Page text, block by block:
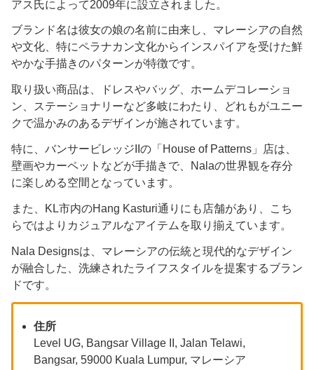
アス氏によって2009年に設立されました。
ブランド名は彼女の娘の名前に由来し、マレーシアの自然
や文化、特にペラナカン文化からインスパイアを受けた鮮
やかな手描きのパターンが特徴です。
取り扱い商品は、ドレスやバッグ、ホームデコレーショ
ン、ステーショナリーなど多岐にわたり、どれもがユニー
クで温かみのあるデザインが施されています。
特に、バンサービレッジIIの「House of Patterns」店は、
壁画やカーペットなどが手描きで、Nalaの世界観を存分
に楽しめる空間となっています。
また、KL市内のHang Kasturi通りにも店舗があり、こち
らではよりカジュアルなアイテムを取り揃えています。
Nala Designsは、マレーシアの伝統と現代的なデザイン
が融合した、洗練されたライフスタイルを提案するブラン
ドです。
住所
Level UG, Bangsar Village II, Jalan Telawi,
Bangsar, 59000 Kuala Lumpur, マレーシア